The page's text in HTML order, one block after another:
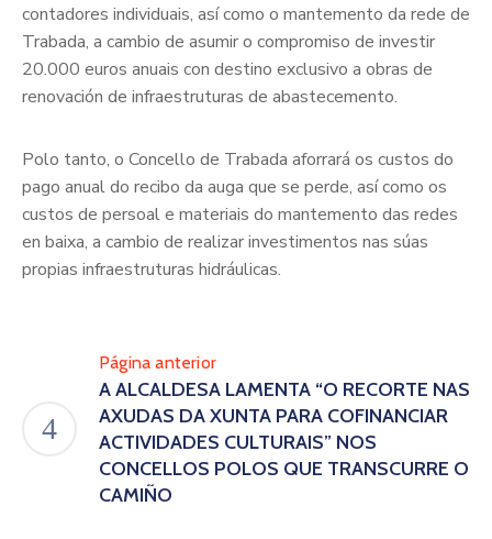
contadores individuais, así como o mantemento da rede de
Trabada, a cambio de asumir o compromiso de investir
20.000 euros anuais con destino exclusivo a obras de
renovación de infraestruturas de abastecemento.
Polo tanto, o Concello de Trabada aforrará os custos do
pago anual do recibo da auga que se perde, así como os
custos de persoal e materiais do mantemento das redes
en baixa, a cambio de realizar investimentos nas súas
propias infraestruturas hidráulicas.
Página anterior
A ALCALDESA LAMENTA “O RECORTE NAS
AXUDAS DA XUNTA PARA COFINANCIAR
ACTIVIDADES CULTURAIS” NOS
CONCELLOS POLOS QUE TRANSCURRE O
CAMIÑO